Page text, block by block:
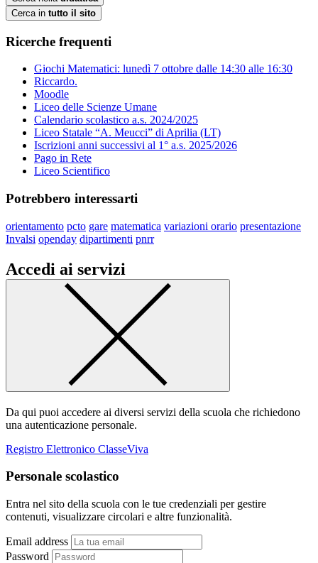
Cerca in tutto il sito
Ricerche frequenti
Giochi Matematici: lunedì 7 ottobre dalle 14:30 alle 16:30
Riccardo.
Moodle
Liceo delle Scienze Umane
Calendario scolastico a.s. 2024/2025
Liceo Statale “A. Meucci” di Aprilia (LT)
Iscrizioni anni successivi al 1° a.s. 2025/2026
Pago in Rete
Liceo Scientifico
Potrebbero interessarti
orientamento pcto gare matematica variazioni orario presentazione
Invalsi openday dipartimenti pnrr
Accedi ai servizi
Da qui puoi accedere ai diversi servizi della scuola che richiedono
una autenticazione personale.
Registro Elettronico ClasseViva
Personale scolastico
Entra nel sito della scuola con le tue credenziali per gestire
contenuti, visualizzare circolari e altre funzionalità.
Email address
Password